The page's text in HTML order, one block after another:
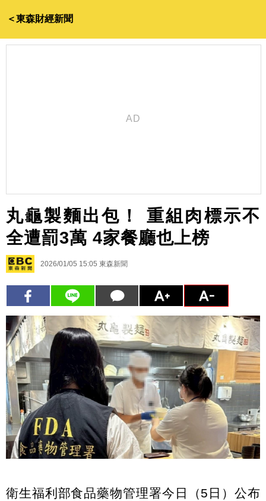
＜東森財經新聞
丸龜製麵出包！ 重組肉標示不
全遭罰3萬 4家餐廳也上榜
2026/01/05 15:05 東森新聞
衛生福利部食品藥物管理署今日（5日）公布